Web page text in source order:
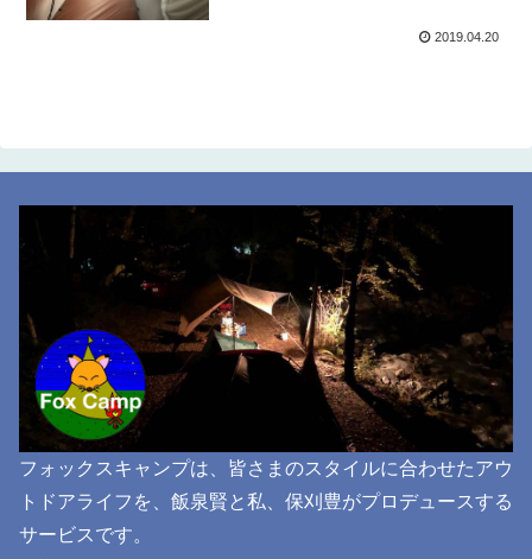
2019.04.20
フォックスキャンプは、皆さまのスタイルに合わせたアウ
トドアライフを、飯泉賢と私、保刈豊がプロデュースする
サービスです。